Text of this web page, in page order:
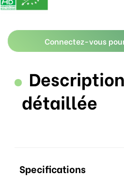
Connectez-vous
Description
détaillée
Specifications